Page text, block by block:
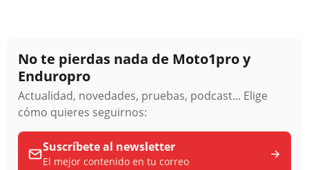
No te pierdas nada de Moto1pro y
Enduropro
Actualidad, novedades, pruebas, podcast... Elige
cómo quieres seguirnos:
Suscríbete al newsletter
El mejor contenido en tu correo